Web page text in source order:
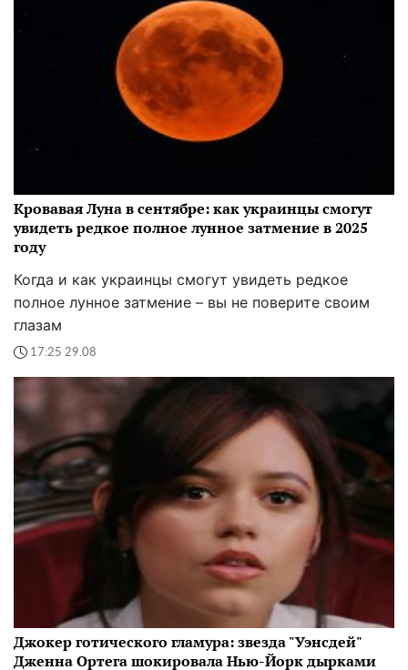
Кровавая Луна в сентябре: как украинцы смогут
увидеть редкое полное лунное затмение в 2025
году
Когда и как украинцы смогут увидеть редкое
полное лунное затмение – вы не поверите своим
глазам
17:25 29.08
Джокер готического гламура: звезда "Уэнсдей"
Дженна Ортега шокировала Нью-Йорк дырками